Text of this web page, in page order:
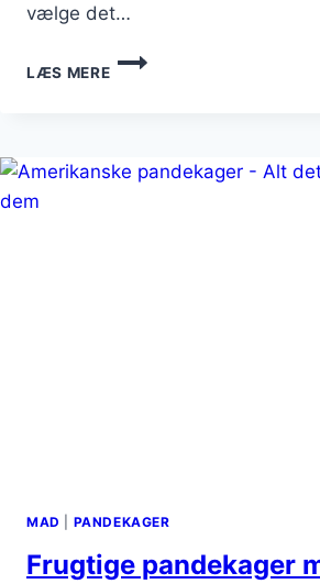
vælge det…
LÆS MERE
MAD PANDEKAGER
Frugtige pandekager